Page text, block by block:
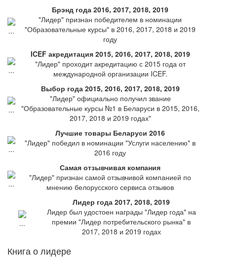
Брэнд года 2016, 2017, 2018, 2019
"Лидер" признан победителем в номинации
"Образовательные курсы" в 2016, 2017, 2018 и 2019
году
ICEF акредитация 2015, 2016, 2017, 2018, 2019
"Лидер" проходит акредитацию с 2015 года от
международной организации ICEF.
Выбор года 2015, 2016, 2017, 2018, 2019
"Лидер" официально получил звание
"Образовательные курсы №1 в Беларуси в 2015, 2016,
2017, 2018 и 2019 годах"
Лучшие товары Беларуси 2016
"Лидер" победил в номинации "Услуги населению" в
2016 году
Самая отзывчивая компания
"Лидер" признан самой отзывчивой компанией по
мнению белорусского сервиса отзывов
Лидер года 2017, 2018, 2019
Лидер был удостоен награды "Лидер года" на
премии "Лидер потребительского рынка" в
2017, 2018 и 2019 годах
Книга о лидере